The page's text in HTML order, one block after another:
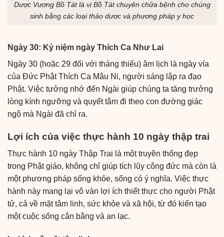
Dược Vương Bồ Tát là vị Bồ Tát chuyên chữa bệnh cho chúng
sinh bằng các loại thảo dược và phương pháp y học
Ngày 30: Kỷ niệm ngày Thích Ca Như Lai
Ngày 30 (hoặc 29 đối với tháng thiếu) âm lịch là ngày vía
của Đức Phật Thích Ca Mâu Ni, người sáng lập ra đạo
Phật. Việc tưởng nhớ đến Ngài giúp chúng ta tăng trưởng
lòng kính ngưỡng và quyết tâm đi theo con đường giác
ngộ mà Ngài đã chỉ ra.
Lợi ích của việc thực hành 10 ngày thập trai
Thực hành 10 ngày Thập Trai là một truyền thống đẹp
trong Phật giáo, không chỉ giúp tích lũy công đức mà còn là
một phương pháp sống khỏe, sống có ý nghĩa. Việc thực
hành này mang lại vô vàn lợi ích thiết thực cho người Phật
tử, cả về mặt tâm linh, sức khỏe và xã hội, từ đó kiến tạo
một cuộc sống cân bằng và an lạc.